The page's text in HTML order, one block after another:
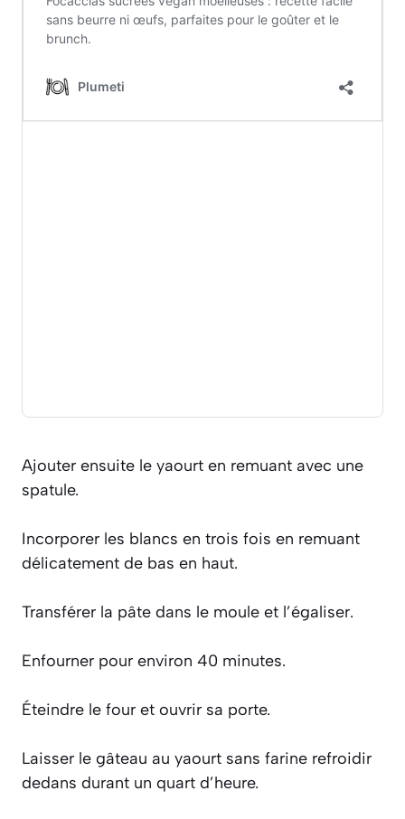
Ajouter ensuite le yaourt en remuant avec une
spatule.
Incorporer les blancs en trois fois en remuant
délicatement de bas en haut.
Transférer la pâte dans le moule et l’égaliser.
Enfourner pour environ 40 minutes.
Éteindre le four et ouvrir sa porte.
Laisser le gâteau au yaourt sans farine refroidir
dedans durant un quart d’heure.